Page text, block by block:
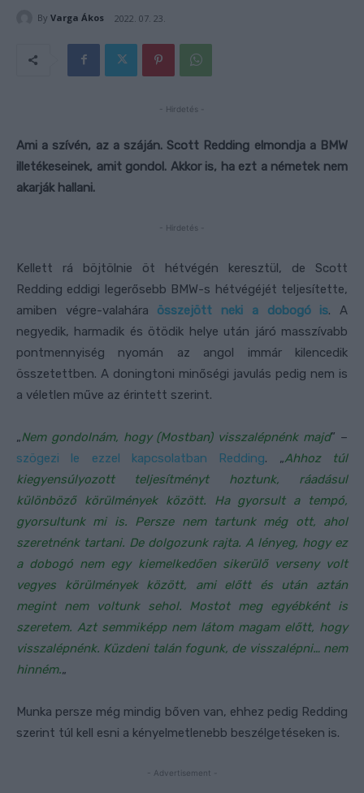
By Varga Ákos 2022. 07. 23.
- Hirdetés -
Ami a szívén, az a száján. Scott Redding elmondja a BMW
illetékeseinek, amit gondol. Akkor is, ha ezt a németek nem
akarják hallani.
- Hirdetés -
Kellett rá böjtölnie öt hétvégén keresztül, de Scott
Redding eddigi legerősebb BMW-s hétvégéjét teljesítette,
amiben végre-valahára összejött neki a dobogó is. A
negyedik, harmadik és ötödik helye után járó masszívabb
pontmennyiség nyomán az angol immár kilencedik
összetettben. A doningtoni minőségi javulás pedig nem is
a véletlen műve az érintett szerint.
„Nem gondolnám, hogy (Mostban) visszalépnénk majd” –
szögezi le ezzel kapcsolatban Redding. „Ahhoz túl
kiegyensúlyozott teljesítményt hoztunk, ráadásul
különböző körülmények között. Ha gyorsult a tempó,
gyorsultunk mi is. Persze nem tartunk még ott, ahol
szeretnénk tartani. De dolgozunk rajta. A lényeg, hogy ez
a dobogó nem egy kiemelkedően sikerülő verseny volt
vegyes körülmények között, ami előtt és után aztán
megint nem voltunk sehol. Mostot meg egyébként is
szeretem. Azt semmiképp nem látom magam előtt, hogy
visszalépnénk. Küzdeni talán fogunk, de visszalépni… nem
hinném.„
Munka persze még mindig bőven van, ehhez pedig Redding
szerint túl kell esni a kényelmetlenebb beszélgetéseken is.
- Advertisement -